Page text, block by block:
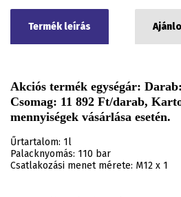
Termék leírás
Akciós termék egységár:
Csomag: 11 892 Ft/darab,
mennyiségek vásárlása esetén.
Űrtartalom: 1l
Palacknyomás: 110 bar
Csatlakozási menet mérete: M12 x 1